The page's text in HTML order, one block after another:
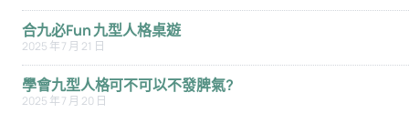
合九必Fun 九型人格桌遊
2025 年 7 月 21 日
學會九型人格可不可以不發脾氣?
2025 年 7 月 20 日